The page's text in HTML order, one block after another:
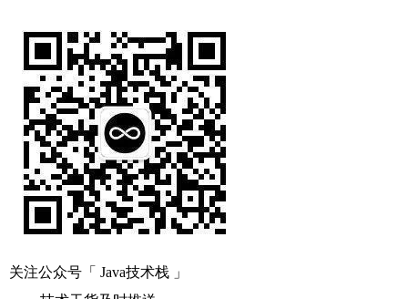
关注公众号「 Java技术栈 」